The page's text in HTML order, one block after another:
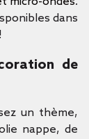
dans
de
un thème,
nappe, de